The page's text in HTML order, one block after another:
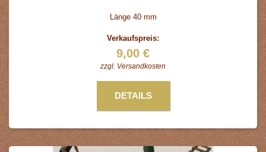
Länge 40 mm
Verkaufspreis:
9,00 €
zzgl. Versandkosten
DETAILS